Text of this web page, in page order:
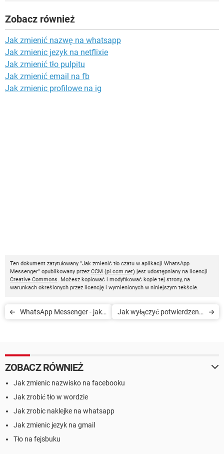
Zobacz również
Jak zmienić nazwę na whatsapp
Jak zmienic jezyk na netflixie
Jak zmienić tło pulpitu
Jak zmienić email na fb
Jak zmienic profilowe na ig
Ten dokument zatytułowany "Jak zmienić tło czatu w aplikacji WhatsApp
Messenger" opublikowany przez CCM (pl.ccm.net) jest udostępniany na licencji
Creative Commons. Możesz kopiować i modyfikować kopie tej strony, na
warunkach określonych przez licencję i wymienionych w niniejszym tekście.
WhatsApp Messenger - jak
Jak wyłączyć potwierdzenie
ZOBACZ RÓWNIEŻ
Jak zmienic nazwisko na facebooku
Jak zrobić tło w wordzie
Jak zrobic naklejke na whatsapp
Jak zmienic jezyk na gmail
Tło na fejsbuku